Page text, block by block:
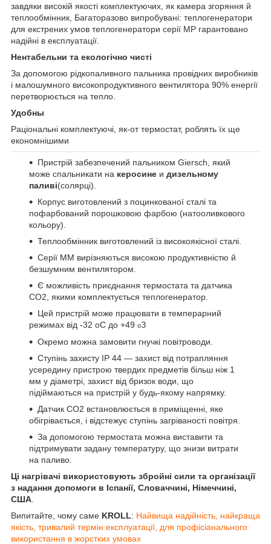
завдяки високій якості комплектуючих, як камера згоряння й
теплообмінник, Багаторазово випробувані: теплогенератори
для екстрених умов теплогенератори серії МР гарантовано
надійні в експлуатації.
Hентабельни та екологічно чисті
За допомогою рідкопаливного пальника провідних виробників
і малошумного високопродуктивного вентилятора 90% енергії
перетворюється на тепло.
Удобны
Раціональні комплектуючі, як-от термостат, роблять їх ще
економнішими
Пристрій забезпечений пальником Giersch, який
може спальникати на керосине и дизельному
паливі(солярці).
Корпус виготовлений з поцинкованої сталі та
пофарбований порошковою фарбою (натооливкового
кольору).
Теплообмінник виготовлений із високоякісної сталі.
Серії ММ вирізняються високою продуктивністю й
безшумним вентилятором.
Є можливість приєднання термостата та датчика
СО2, якими комплектується теплогенератор.
Цей пристрій може працювати в темперарний
режимах від -32 oС до +49 oЗ
Окремо можна замовити гнучкі повітроводи.
Ступінь захисту IP 44 — захист від потрапляння
усередину пристрою твердих предметів більш ніж 1
мм у діаметрі, захист від бризок води, що
підіймаються на пристрій у будь-якому напрямку.
Датчик СО2 встановлюється в приміщенні, яке
обігрівається, і відстежує ступінь загріваності повітря.
За допомогою термостата можна виставити та
підтримувати задану температуру, що знизи витрати
на паливо.
Ці нагрівачі використовують збройні сили та організації
з надання допомоги в Іспанії, Словаччині, Німеччині,
США
Випитайте, чому саме KROLL: Найвища надійність, найкраща
якість, тривалий термін експлуатації, для профісіанального
використання в жорстких умовах